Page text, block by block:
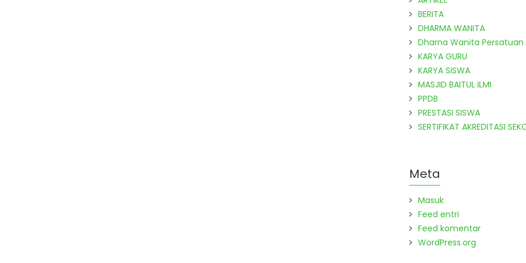
BERITA
DHARMA WANITA
Dharna Wanita Persatuan
KARYA GURU
KARYA SISWA
MASJID BAITUL ILMI
PPDB
PRESTASI SISWA
SERTIFIKAT AKREDITASI
Meta
Masuk
Feed entri
Feed komentar
WordPress.org